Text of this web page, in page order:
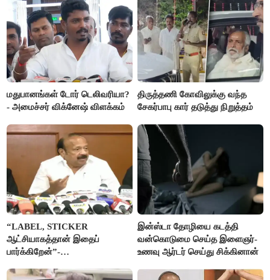
மதுபானங்கள் டோர் டெலிவரியா?
- அமைச்சர் விக்னேஷ் விளக்கம்
திருத்தணி கோவிலுக்கு வந்த
சேகர்பாபு கார் தடுத்து நிறுத்தம்
“LABEL, STICKER
ஆட்சியாகத்தான் இதைப்
பார்க்கிறேன்”-
இன்ஸ்டா தோழியை கடத்தி
வன்கொடுமை செய்த இளைஞர்-
உணவு ஆர்டர் செய்து சிக்கினான்